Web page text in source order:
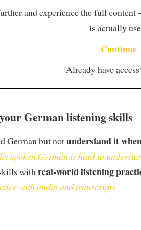
and experience the full
is actually
Continue
Already have
German listening skills
German but notunderstand it
spoken German is hard to
with real-world listening
with audio and transcripts